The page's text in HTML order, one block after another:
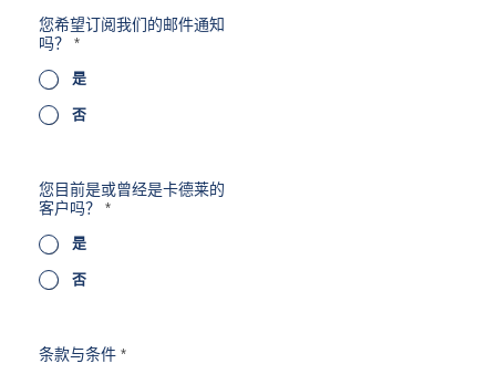
您希望订阅我们的邮件通知
吗？ *
是
否
您目前是或曾经是卡德莱的
客户吗？ *
是
否
条款与条件 *